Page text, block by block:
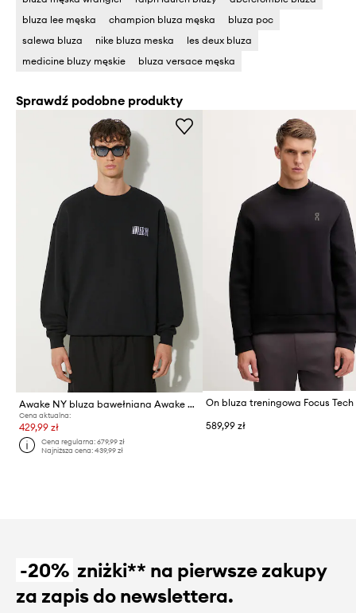
bluza lee męska
champion bluza męska
bluza poc
salewa bluza
nike bluza meska
les deux bluza
medicine bluzy męskie
bluza versace męska
Sprawdź podobne produkty
Awake NY bluza bawełniana Awake Crewneck
Cena aktualna:
429,99 zł
Cena regularna:679,99 zł
Najniższa cena:439,99 zł
On bluza treningowa Focus Tech
589,99 zł
-20% zniżki** na pierwsze zakupy
za zapis do newslettera.